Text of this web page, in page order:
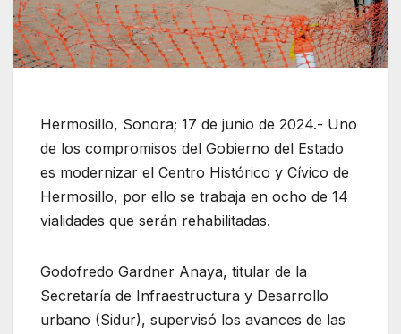
Hermosillo, Sonora; 17 de junio de 2024.- Uno
de los compromisos del Gobierno del Estado
es modernizar el Centro Histórico y Cívico de
Hermosillo, por ello se trabaja en ocho de 14
vialidades que serán rehabilitadas.
Godofredo Gardner Anaya, titular de la
Secretaría de Infraestructura y Desarrollo
urbano (Sidur), supervisó los avances de las